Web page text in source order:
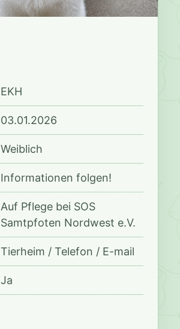
EKH
03.01.2026
Weiblich
Informationen folgen!
Auf Pflege bei SOS
Samtpfoten Nordwest e.V.
Tierheim / Telefon / E-mail
Ja